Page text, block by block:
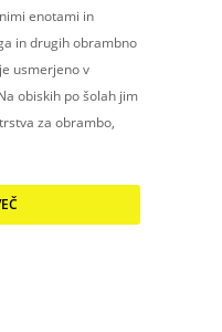
enotami in
in drugih obrambno
usmerjeno v
obiskih po šolah jim
za obrambo,